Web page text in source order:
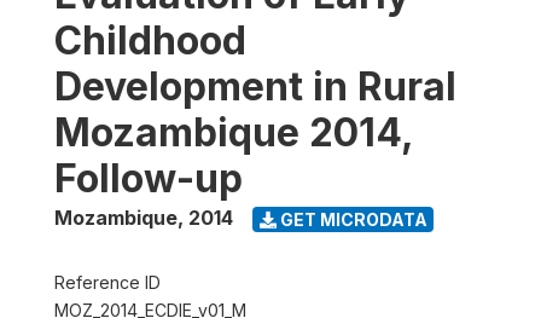
Childhood
Development in Rural
Mozambique 2014,
Follow-up
Mozambique, 2014 GET MICRODATA
Reference ID
MOZ_2014_ECDIE_v01_M